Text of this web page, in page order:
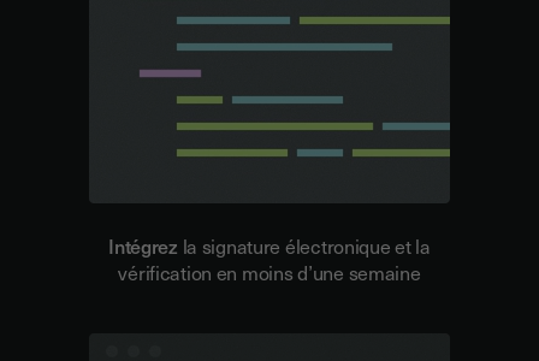
Intégrez la signature électronique et la
vérification en moins d’une semaine